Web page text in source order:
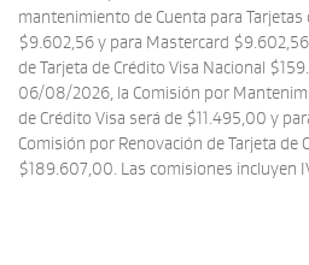
mantenimiento de Cuenta para Tarjetas
$9.602,56 y para Mastercard
de Tarjeta de Crédito Visa Nacional
06/08/2026, la Comisión por
de Crédito Visa será de $11.495,00 y
Comisión por Renovación de Tarjeta de
$189.607,00. Las comisiones incluyen